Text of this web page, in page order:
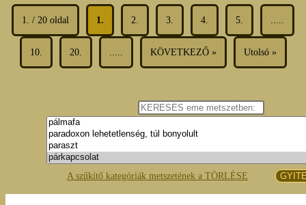
1. / 20 oldal 1. 2. 3. 4. 5.
10. 20. KÖVETKEZŐ » Utolsó »
A szűkítő kategóriák metszetének a TÖRLÉSE